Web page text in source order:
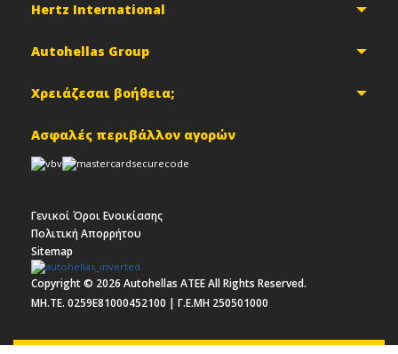
Hertz International
Autohellas Group
Χρειάζεσαι βοήθεια;
Ασφαλές περιβάλλον αγορών
Copyright © 2026 Autohellas ΑΤΕΕ All Rights Reserved.
MH.TE. 0259E81000452100 | Γ.Ε.ΜΗ 250501000
Γενικοί Όροι Ενοικίασης
Πολιτική Απορρήτου
Sitemap